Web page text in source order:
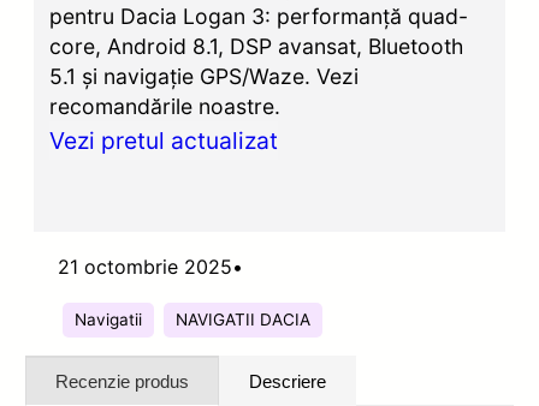
pentru Dacia Logan 3: performanță quad-
core, Android 8.1, DSP avansat, Bluetooth
5.1 și navigație GPS/Waze. Vezi
recomandările noastre.
Vezi pretul actualizat
21 octombrie 2025•
Navigatii NAVIGATII DACIA
Recenzie produs Descriere